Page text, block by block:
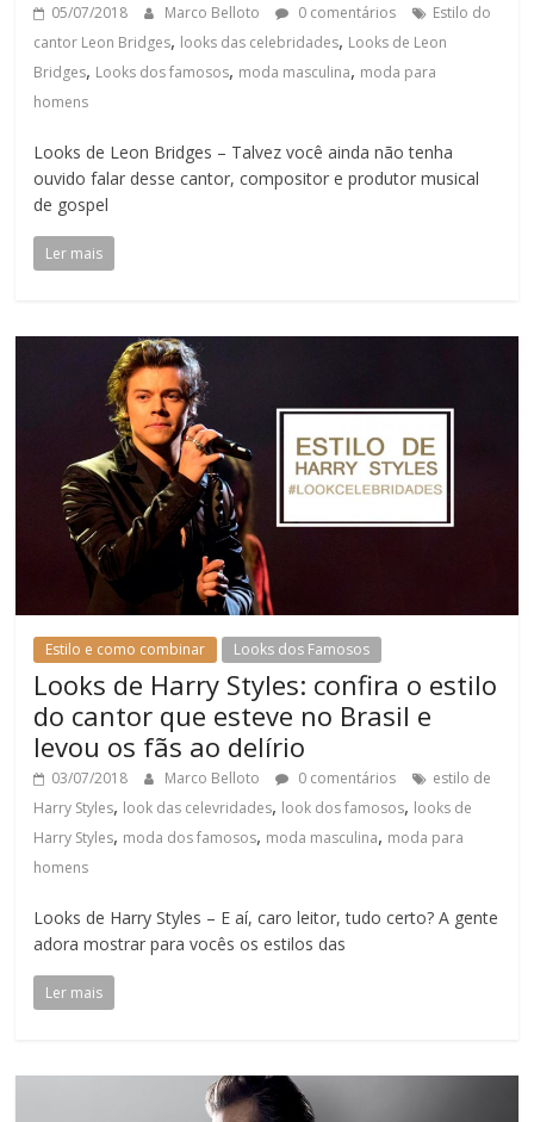
05/07/2018 Marco Belloto 0 comentários
Estilo do
cantor Leon Bridges, looks das celebridades, Looks de Leon
Bridges, Looks dos famosos, moda masculina, moda para
homens
Looks de Leon Bridges – Talvez você ainda não tenha
ouvido falar desse cantor, compositor e produtor musical
de gospel
Ler mais
Estilo e como combinar Looks dos Famosos
Looks de Harry Styles: confira o estilo
do cantor que esteve no Brasil e
levou os fãs ao delírio
03/07/2018 Marco Belloto 0 comentários
estilo de
Harry Styles, look das celevridades, look dos famosos, looks de
Harry Styles, moda dos famosos, moda masculina, moda para
homens
Looks de Harry Styles – E aí, caro leitor, tudo certo? A gente
adora mostrar para vocês os estilos das
Ler mais